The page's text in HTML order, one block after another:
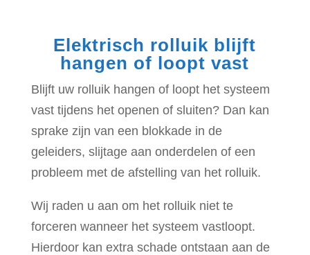
Elektrisch rolluik blijft
hangen of loopt vast
Blijft uw rolluik hangen of loopt het systeem
vast tijdens het openen of sluiten? Dan kan
sprake zijn van een blokkade in de
geleiders, slijtage aan onderdelen of een
probleem met de afstelling van het rolluik.
Wij raden u aan om het rolluik niet te
forceren wanneer het systeem vastloopt.
Hierdoor kan extra schade ontstaan aan de